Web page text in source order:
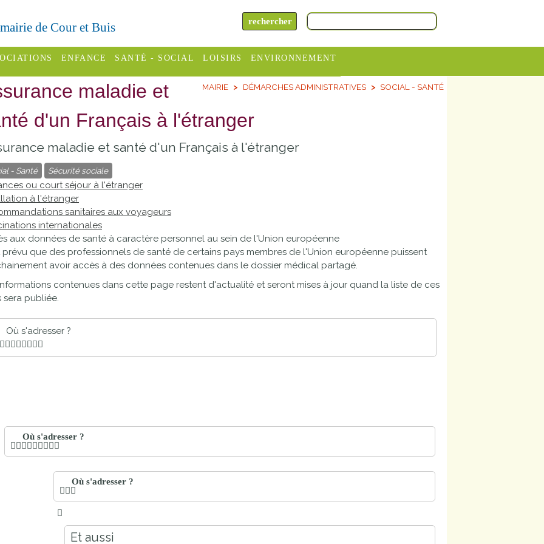
de Cour et Buis
des
des
ENFANCE
Assistantes
assistante
maternelle
Pôle petite
enfance
Etablissements
scolaires
publics
Établissements
SANTÉ - SOCIAL
Centres
Conseil
Départemental
Le SSIAD
des Trois
Rivières
LOISIRS
Offices
de
Sélection
d'activité
proches de
Buis
découvrir
ENVIRONNEMENT
Horaires
incitative
MAIRIE DÉMARCHES ADMINISTRATIVES SOCIAL - SANTÉ
maladie et
d'un Français à l'étranger
maladie et santé d'un Français à l'étranger
- Santé Sécurité sociale
ou court séjour à l'étranger
à l'étranger
sanitaires aux voyageurs
internationales
aux données de santé à caractère personnel au sein de l'Union européenne
prévu que des professionnels de santé de certains pays membres de l'Union européenne puissent
avoir accès à des données contenues dans le dossier médical partagé.
contenues dans cette page restent d'actualité et seront mises à jour quand la liste de ces
sera publiée.
Où s'adresser ?
Où s'adresser ?
Où s'adresser ?
Et aussi